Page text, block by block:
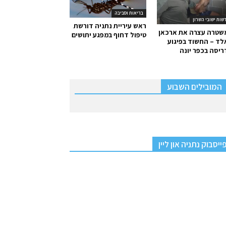
בריאות וסביבה
ראש עיריית נתניה דורשת
טיפול דחוף במפגע יתושים
ישובי השרון
עצרה את ארכאן
– החשוד בפיגוע
בכפר יונה
המובילים השבוע
פייסבוק נתניה און ליין